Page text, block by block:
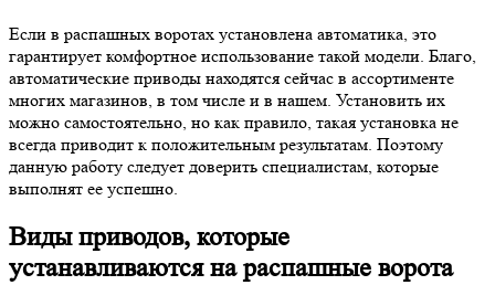
Если в распашных воротах установлена автоматика, это
гарантирует комфортное использование такой модели. Благо,
автоматические приводы находятся сейчас в ассортименте
многих магазинов, в том числе и в нашем. Установить их
можно самостоятельно, но как правило, такая установка не
всегда приводит к положительным результатам. Поэтому
данную работу следует доверить специалистам, которые
выполнят ее успешно.
Виды приводов, которые
устанавливаются на распашные ворота